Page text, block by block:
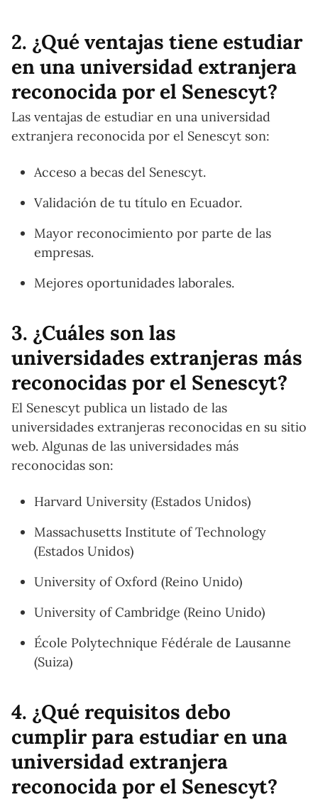
2. ¿Qué ventajas tiene estudiar
en una universidad extranjera
reconocida por el Senescyt?
Las ventajas de estudiar en una universidad
extranjera reconocida por el Senescyt son:
Acceso a becas del Senescyt.
Validación de tu título en Ecuador.
Mayor reconocimiento por parte de las
empresas.
Mejores oportunidades laborales.
3. ¿Cuáles son las
universidades extranjeras más
reconocidas por el Senescyt?
El Senescyt publica un listado de las
universidades extranjeras reconocidas en su sitio
web. Algunas de las universidades más
reconocidas son:
Harvard University (Estados Unidos)
Massachusetts Institute of Technology
(Estados Unidos)
University of Oxford (Reino Unido)
University of Cambridge (Reino Unido)
École Polytechnique Fédérale de Lausanne
(Suiza)
4. ¿Qué requisitos debo
cumplir para estudiar en una
universidad extranjera
reconocida por el Senescyt?